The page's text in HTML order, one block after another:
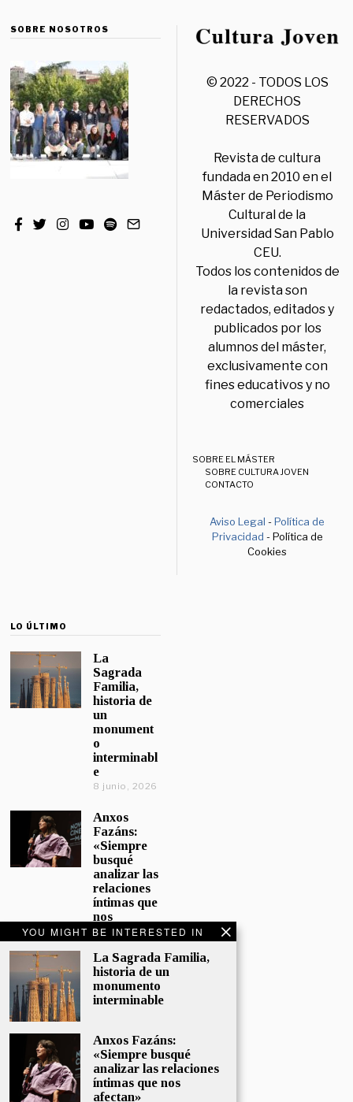
YOU MIGHT BE INTERESTED IN
La Sagrada Familia,
historia de un
monumento
interminable
Anxos Fazáns:
«Siempre busqué
analizar las relaciones
íntimas que nos
afectan»
SOBRE NOSOTROS
© 2022 - TODOS LOS
DERECHOS
RESERVADOS
Revista de cultura
fundada en 2010 en el
Máster de Periodismo
Cultural de la
Universidad San Pablo
CEU.
Todos los contenidos de
la revista son
redactados, editados y
publicados por los
alumnos del máster,
exclusivamente con
fines educativos y no
comerciales
SOBRE EL MÁSTER
SOBRE CULTURA JOVEN
CONTACTO
Aviso Legal -Política de
Privacidad - Política de
Cookies
LO ÚLTIMO
La
Sagrada
Familia,
historia de
un
monument
o
interminabl
e
8 junio, 2026
Anxos
Fazáns:
«Siempre
busqué
analizar las
relaciones
íntimas que
nos
afectan»
El hijo de la
cómica, el
homenaje
Sacristán a
Fernán
Gómez
28 mayo,
2026